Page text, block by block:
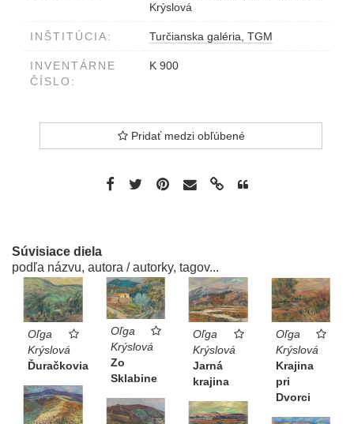
Krýslová
INŠTITÚCIA: Turčianska galéria, TGM
INVENTÁRNE
ČÍSLO:
K 900
Pridať medzi obľúbené
Súvisiace diela
podľa názvu, autora / autorky, tagov...
Oľga
Krýslová
Ďuračkovia
Oľga
Krýslová
Zo
Sklabine
Oľga
Krýslová
Jarná
krajina
Oľga
Krýslová
Krajina
pri
Dvorci